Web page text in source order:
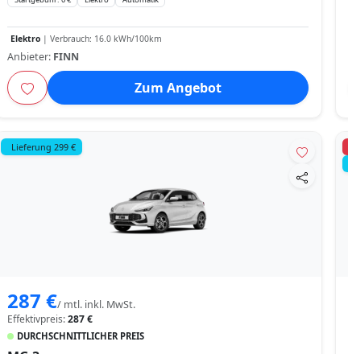
Elektro | Verbrauch: 16.0 kWh/100km
Anbieter: FINN
Zum Angebot
Lieferung 299 €
287 €/ mtl. inkl. MwSt.
Effektivpreis:287 €
DURCHSCHNITTLICHER PREIS